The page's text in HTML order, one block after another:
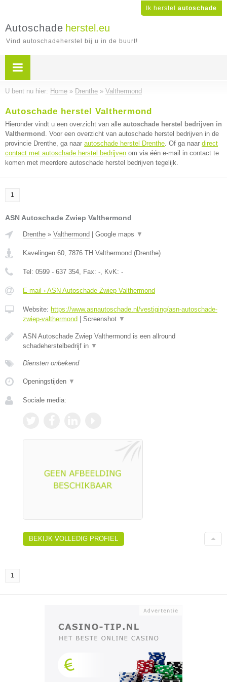
Ik herstel autoschade
Autoschade herstel.eu
Vind autoschadeherstel bij u in de buurt!
U bent nu hier: Home » Drenthe » Valthermond
Autoschade herstel Valthermond
Hieronder vindt u een overzicht van alle autoschade herstel bedrijven in
Valthermond . Voor een overzicht van autoschade herstel bedrijven in de
provincie Drenthe, ga naar autoschade herstel Drenthe. Of ga naar direct
contact met autoschade herstel bedrijven om via één e-mail in contact te
komen met meerdere autoschade herstel bedrijven tegelijk.
1
ASN Autoschade Zwiep Valthermond
Drenthe » Valthermond Google maps ▼
Kavelingen 60, 7876 TH Valthermond (Drenthe)
Tel: 0599 - 637 354, Fax: -, KvK: -
E-mail › ASN Autoschade Zwiep Valthermond
Website: https://www.asnautoschade.nl/vestiging/asn-autoschade-
zwiep-valthermond
Screenshot ▼
ASN Autoschade Zwiep Valthermond is een allround
schadeherstelbedrijf in ▼
Diensten onbekend
Openingstijden ▼
Sociale media:
BEKIJK VOLLEDIG PROFIEL
1